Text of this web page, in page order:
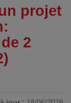
projet
2